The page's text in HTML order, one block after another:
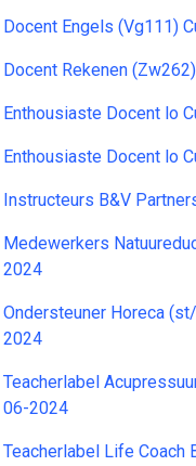
Docent Engels (Vg111)
Docent Rekenen
Enthousiaste Docent lo
Enthousiaste Docent lo
Instructeurs B&V
Medewerkers
2024
Ondersteuner Horeca
2024
Teacherlabel
06-2024
Teacherlabel Life Coach